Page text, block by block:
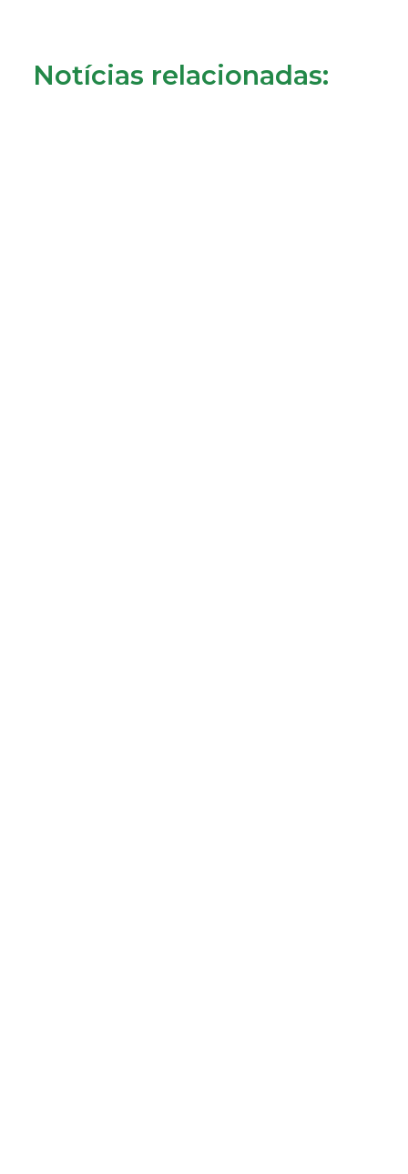
Notícias relacionadas: